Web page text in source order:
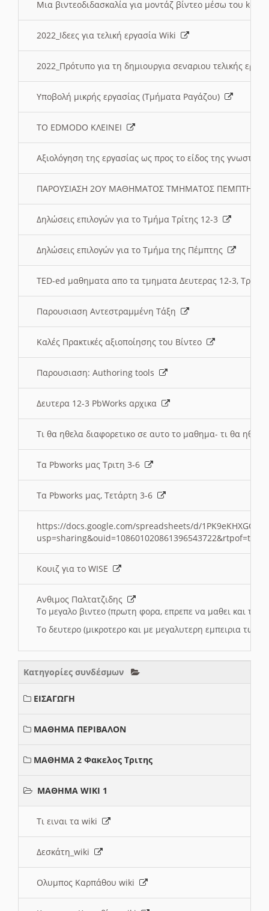
Μια βιντεοδιδασκαλία για μοντάζ βίντεο μέσω του
2022_Ιδεες για τελική εργασία Wiki
2022_Πρότυπο για τη δημιουργια σεναριου τελικής
Υποβολή μικρής εργασίας (Τμήματα Ραγάζου)
ΤΟ EDMODO ΚΛΕΙΝΕΙ
Αξιολόγηση της εργασίας ως προς το είδος της
ΠΑΡΟΥΣΙΑΣΗ 2ΟΥ ΜΑΘΗΜΑΤΟΣ ΤΜΗΜΑΤΟΣ
Δηλώσεις επιλογών για το Τμήμα Τρίτης 12-3
Δηλώσεις επιλογών για το Τμήμα της Πέμπτης
TED-ed μαθηματα απο τα τμηματα Δευτερας 12-3,
Παρουσιαση Αντεστραμμένη Τάξη
Καλές Πρακτικές αξιοποίησης του Βίντεο
Παρουσιαση: Authoring tools
Δευτερα 12-3 PbWorks αρχικα
Τι θα ηθελα διαφορετικο σε αυτο το μαθημα- τι θα
Τα Pbworks μας Τριτη 3-6
Τα Pbworks μας, Τετάρτη 3-6
https://docs.google.com/spreadsheets/d/
Κουιζ για το WISE
Ανθιμος Παλτατζιδης
Το μεγαλο βιντεο (πρωτη φορα, επρεπε να μαθει και το
Το δευτερο (μικροτερο και με μεγαλυτερη εμπειρια
Κατηγορίες συνδέσμων
ΕΙΣΑΓΩΓΗ
ΜΑΘΗΜΑ ΠΕΡΙΒΑΛΟΝ
ΜΑΘΗΜΑ 2 Φακελος Τριτης
ΜΑΘΗΜΑ WIKI 1
Τι ειναι τα wiki
Δεσκάτη_wiki
Ολυμπος Καρπάθου wiki